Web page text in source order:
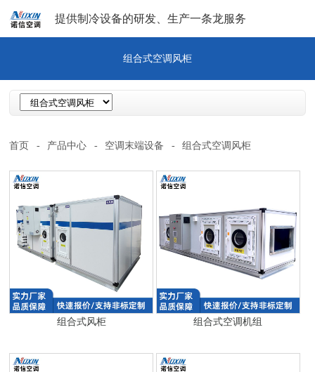
提供制冷设备的研发、生产一条龙服务
组合式空调风柜
首页 - 产品中心 - 空调末端设备 - 组合式空调风柜
组合式风柜 组合式空调机组